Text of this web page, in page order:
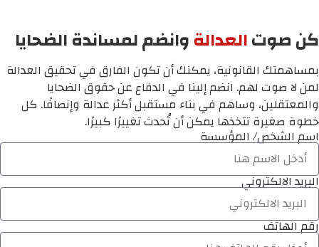
كن صوتالعدالةوانضم لمساندة الضحايا
بمساهمتك القانونية، يمكنك أن تكون الفارق في تحقيق العدالة
لمن لا صوت لهم. انضم إلينا في الدفاع عن حقوق الضحايا
والمعتقلين، وساهم في بناء مستقبل أكثر عدالة وإنصافًا. كل
خطوة صغيرة تتخذها يمكن أن تُحدث تغييرًا كبيرًا.
اسم الشخص/ المؤسسة
البريد الالكتروني
رقم الهاتف